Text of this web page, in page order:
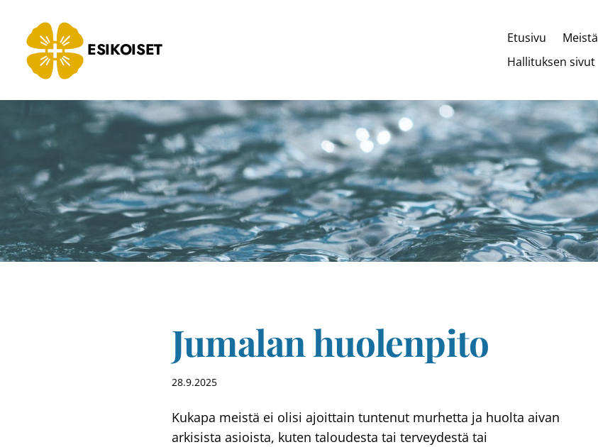
sivun
sisältöön
ESIKOISET
Etusivu Meistä
Hallituksen sivut
Jumalan huolenpito
28.9.2025
Kukapa meistä ei olisi ajoittain tuntenut murhetta ja huolta aivan
arkisista asioista, kuten taloudesta tai terveydestä tai